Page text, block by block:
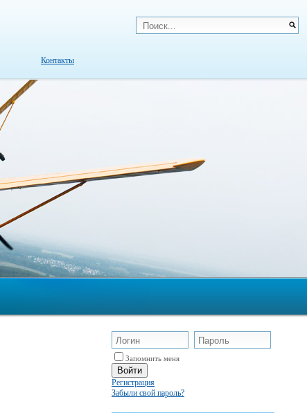
Контакты
Запомнить меня
Регистрация
Забыли свой пароль?